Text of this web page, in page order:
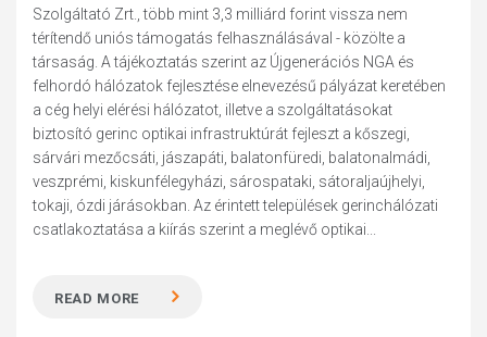
Szolgáltató Zrt., több mint 3,3 milliárd forint vissza nem
térítendő uniós támogatás felhasználásával - közölte a
társaság. A tájékoztatás szerint az Újgenerációs NGA és
felhordó hálózatok fejlesztése elnevezésű pályázat keretében
a cég helyi elérési hálózatot, illetve a szolgáltatásokat
biztosító gerinc optikai infrastruktúrát fejleszt a kőszegi,
sárvári mezőcsáti, jászapáti, balatonfüredi, balatonalmádi,
veszprémi, kiskunfélegyházi, sárospataki, sátoraljaújhelyi,
tokaji, ózdi járásokban. Az érintett települések gerinchálózati
csatlakoztatása a kiírás szerint a meglévő optikai...
READ MORE